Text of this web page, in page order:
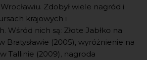
Zdobył wiele nagród i
krajowych i
Wśród nich są: Złote Jabłko na
Bratysławie (2005), wyróżnienie na
Tallinie (2009), nagroda